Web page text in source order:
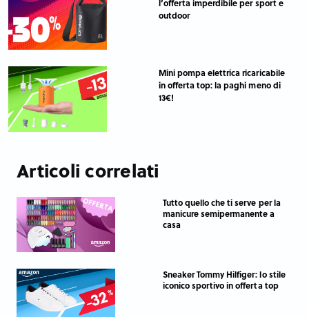
l’offerta imperdibile per sport e
outdoor
Mini pompa elettrica ricaricabile
in offerta top: la paghi meno di
13€!
Articoli correlati
Tutto quello che ti serve per la
manicure semipermanente a
casa
Sneaker Tommy Hilfiger: lo stile
iconico sportivo in offerta top